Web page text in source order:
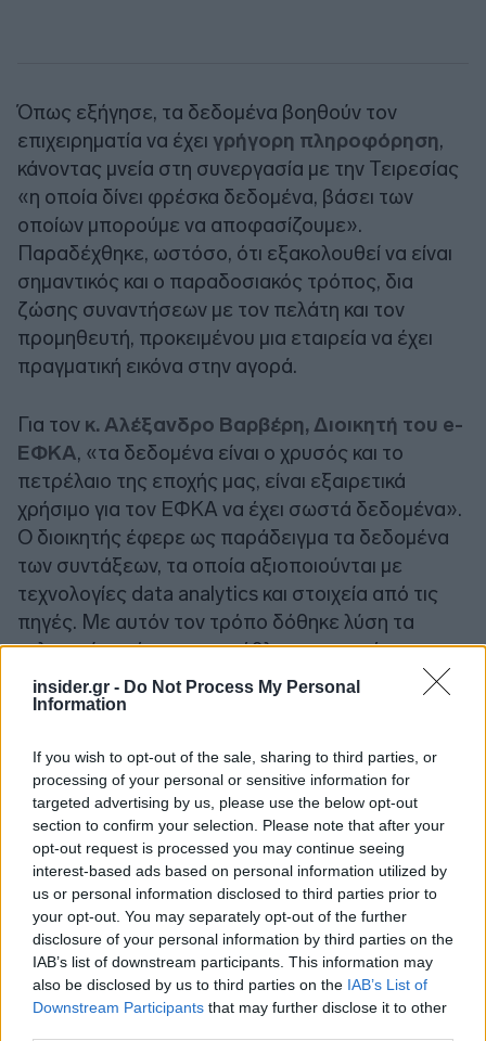
insider.gr - Do Not Process My Personal
Information
If you wish to opt-out of the sale, sharing to third parties, or
processing of your personal or sensitive information for
targeted advertising by us, please use the below opt-out
section to confirm your selection. Please note that after your
opt-out request is processed you may continue seeing
interest-based ads based on personal information utilized by
us or personal information disclosed to third parties prior to
your opt-out. You may separately opt-out of the further
disclosure of your personal information by third parties on the
IAB’s list of downstream participants. This information may
also be disclosed by us to third parties on the IAB’s List of
Downstream Participants that may further disclose it to other
Όπως εξήγησε, τα δεδομένα βοηθούν τον
επιχειρηματία να έχει γρήγορη πληροφόρηση,
κάνοντας μνεία στη συνεργασία με την Τειρεσίας
«η οποία δίνει φρέσκα δεδομένα, βάσει των
οποίων μπορούμε να αποφασίζουμε».
Παραδέχθηκε, ωστόσο, ότι εξακολουθεί να είναι
σημαντικός και ο παραδοσιακός τρόπος, δια
ζώσης συναντήσεων με τον πελάτη και τον
προμηθευτή, προκειμένου μια εταιρεία να έχει
πραγματική εικόνα στην αγορά.
Για τον κ. Αλέξανδρο Βαρβέρη, Διοικητή του e-
ΕΦΚΑ, «τα δεδομένα είναι ο χρυσός και το
πετρέλαιο της εποχής μας, είναι εξαιρετικά
χρήσιμο για τον ΕΦΚΑ να έχει σωστά δεδομένα».
Ο διοικητής έφερε ως παράδειγμα τα δεδομένα
των συντάξεων, τα οποία αξιοποιούνται με
τεχνολογίες data analytics και στοιχεία από τις
πηγές. Με αυτόν τον τρόπο δόθηκε λύση τα
τελευταία χρόνια στο πρόβλημα του χρόνου
αναμονής των συντάξεων, καθώς πλέον ο μέσος
όρος είναι κάτω από 60 ημέρες.